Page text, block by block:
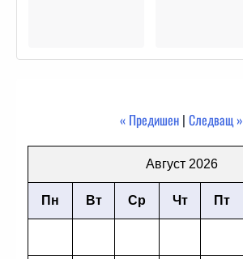
« Предишен | Следващ »
Август 2026
Пн Вт Ср Чт Пт